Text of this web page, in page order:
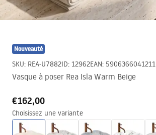
Nouveauté
SKU: REA-U7882ID: 12962EAN: 5906366041211
Vasque à poser Rea Isla Warm Beige
€162,00
Choisissez une variante